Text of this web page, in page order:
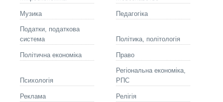
Музика Педагогіка
Податки, податкова
система
Політика, політологія
Політична економіка Право
Психологія
Регіональна економіка,
РПС
Реклама Релігія